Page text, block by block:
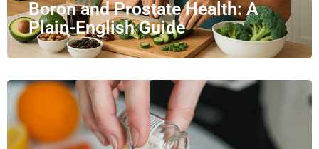
Boron and Prostate Health: A
Plain-English Guide